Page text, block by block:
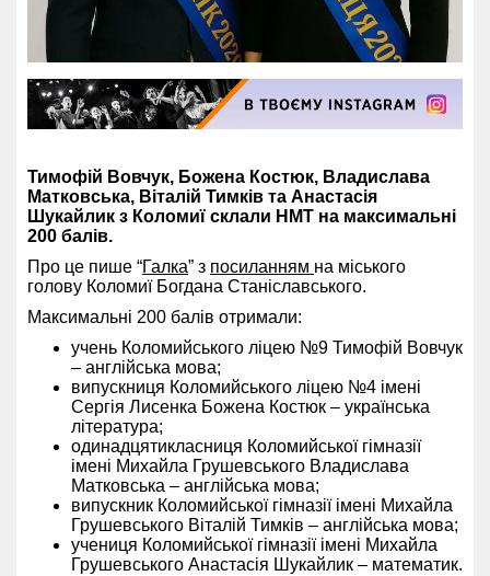
Тимофій Вовчук, Божена Костюк, Владислава
Матковська, Віталій Тимків та Анастасія
Шукайлик з Коломиї склали НМТ на максимальні
200 балів.
Про це пише “Галка” з посиланням на міського
голову Коломиї Богдана Станіславського.
Максимальні 200 балів отримали:
учень Коломийського ліцею №9 Тимофій Вовчук
– англійська мова;
випускниця Коломийського ліцею №4 імені
Сергія Лисенка Божена Костюк – українська
література;
одинадцятикласниця Коломийської гімназії
імені Михайла Грушевського Владислава
Матковська – англійська мова;
випускник Коломийської гімназії імені Михайла
Грушевського Віталій Тимків – англійська мова;
учениця Коломийської гімназії імені Михайла
Грушевського Анастасія Шукайлик – математик.